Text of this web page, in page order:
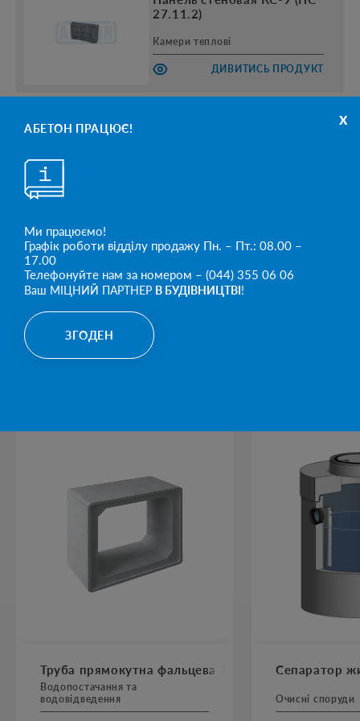
x
АБЕТОН ПРАЦЮЄ!
Ми працюємо!
Графік роботи відділу продажу Пн. – Пт.: 08.00 –
17.00
Телефонуйте нам за номером – (044) 355 06 06
Ваш МІЦНИЙ ПАРТНЕР В БУДІВНИЦТВІ!
ЗГОДЕН
27.11.2)
Камери теплові
ДИВИТИСЬ ПРОДУКТ
БІЛЬШЕ
Труба прямокутна фальцева Тпф AbBox
Водопостачання та
водовідведення
Сепаратор
Очисні споруди